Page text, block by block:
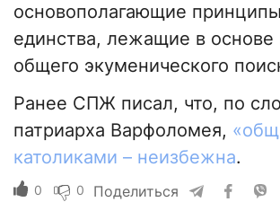
основополагающие
единства, лежащие в основе
общего экуменического
Ранее СПЖ писал, что, по
патриарха Варфоломея,
католиками – неизбежна.
0 0 Поделиться